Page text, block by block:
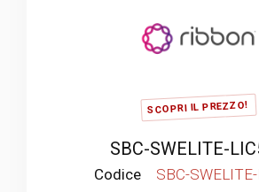
SCOPRI IL PREZZO!
SBC-SWELITE-
Codice
SBC-